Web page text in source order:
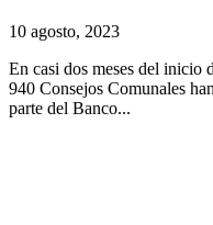
10 agosto, 2023
En casi dos meses del inicio
940 Consejos Comunales
parte del Banco...